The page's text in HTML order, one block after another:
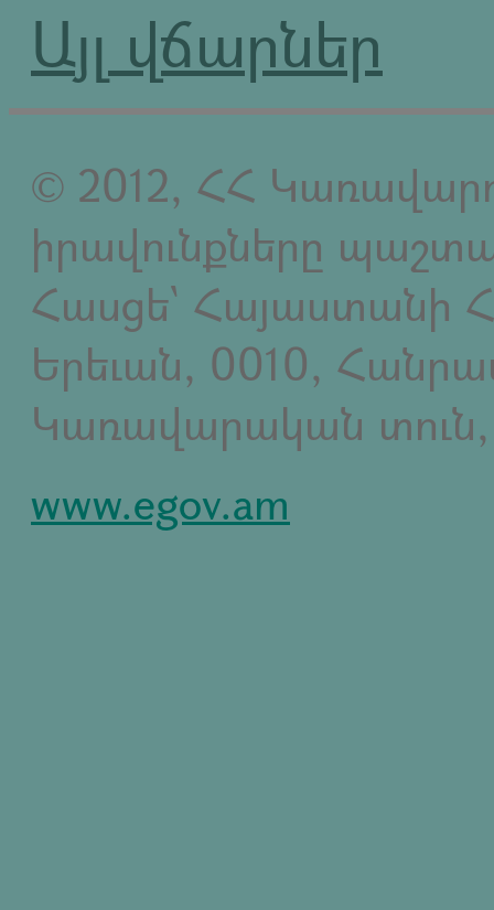
Այլ վճարներ
© 2012, ՀՀ
իրավունքները
Հասցե` Հայաստանի
Երեւան, 0010,
Կառավարական տուն,
www.egov.am